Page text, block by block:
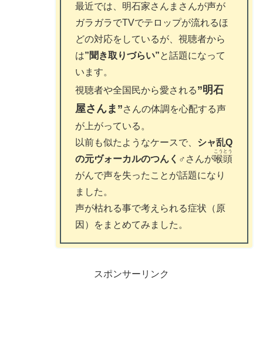
最近では、明石家さんまさんが声が
ガラガラでTVでテロップが流れるほ
どの対応をしているが、視聴者から
は”聞き取りづらい”と話題になって
います。
視聴者や全国民から愛される”明石
屋さんま”さんの体調を心配する声
が上がっている。
以前も似たようなケースで、 シャ乱Q
の元ヴォーカルのつんく♂ さんが喉頭
こうとう
がんで声を失ったことが話題になり
ました。
声が枯れる事で考えられる症状（原
因）をまとめてみました。
スポンサーリンク